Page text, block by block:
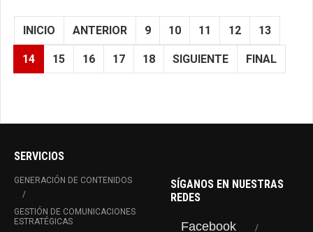
INICIO ANTERIOR 9 10 11 12 13
14 15 16 17 18 SIGUIENTE FINAL
SERVICIOS
GENERACIÓN DE CONTENIDOS
GESTIÓN DE COMUNICACIONES
ESTRATÉGICAS
SÍGANOS EN NUESTRAS
REDES
Facebook